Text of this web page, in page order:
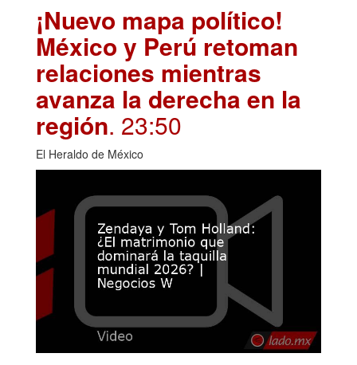
¡Nuevo mapa político!
México y Perú retoman
relaciones mientras
avanza la derecha en la
región. 23:50
El Heraldo de México